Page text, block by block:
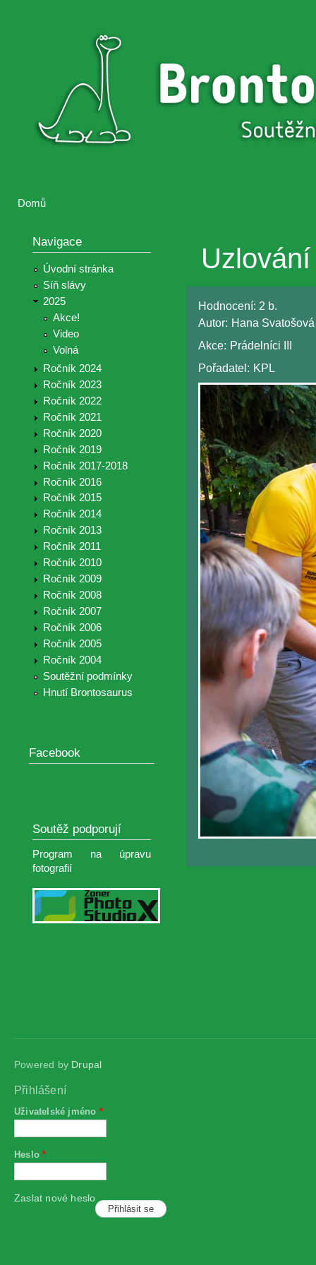
Brontosaurus
Brontosaurus
Domů
Navigace
Úvodní stránka
Síň slávy
2025
Akce!
Video
Volná
Ročník 2024
Ročník 2023
Ročník 2022
Ročník 2021
Ročník 2020
Ročník 2019
Ročník 2017-2018
Ročník 2016
Ročník 2015
Ročník 2014
Ročník 2013
Ročník 2011
Ročník 2010
Ročník 2009
Ročník 2008
Ročník 2007
Ročník 2006
Ročník 2005
Ročník 2004
Soutěžní podmínky
Hnutí Brontosaurus
Facebook
Soutěž podporují
Program na úpravu
fotografií
Hodnocení: 2 b.
Autor: Hana Svatošová
Akce: Prádelníci III
Pořadatel: KPL
Powered by Drupal
Přihlášení
Uživatelské jméno *
Heslo*
Zaslat nové heslo